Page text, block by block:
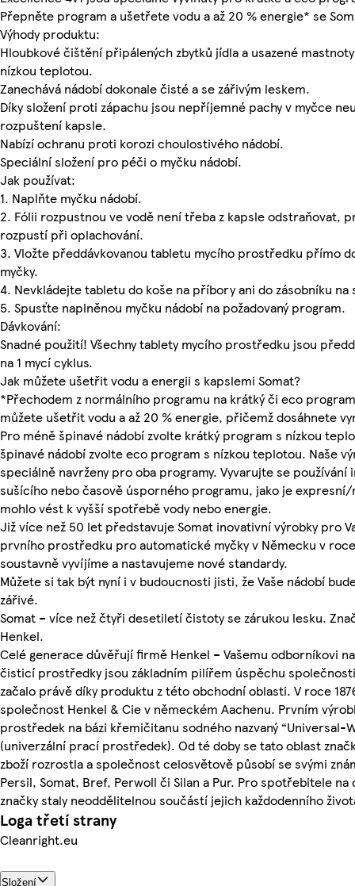
Přepněte program a ušetřete vodu a až 20 % energie* se
Výhody produktu:
Hloubkové čištění připálených zbytků jídla a usazené
nízkou teplotou.
Zanechává nádobí dokonale čisté a se zářivým leskem.
Díky složení proti zápachu jsou nepříjemné pachy v myčce
rozpuštení kapsle.
Nabízí ochranu proti korozi choulostivého nádobí.
Speciální složení pro péči o myčku nádobí.
Jak používat:
1. Naplňte myčku nádobí.
2. Fólii rozpustnou ve vodě není třeba z kapsle odstraňovat,
rozpustí při oplachování.
3. Vložte předdávkovanou tabletu mycího prostředku přímo
myčky.
4. Nevkládejte tabletu do koše na příbory ani do zásobníku na
5. Spusťte naplněnou myčku nádobí na požadovaný program.
Dávkování:
Snadné použití! Všechny tablety mycího prostředku jsou
na 1 mycí cyklus.
Jak můžete ušetřit vodu a energii s kapslemi Somat?
*Přechodem z normálního programu na krátký či eco
můžete ušetřit vodu a až 20 % energie, přičemž dosáhnete
Pro méně špinavé nádobí zvolte krátký program s nízkou
špinavé nádobí zvolte eco program s nízkou teplotou. Naše
speciálně navrženy pro oba programy. Vyvarujte se používání
sušícího nebo časově úsporného programu, jako je
mohlo vést k vyšší spotřebě vody nebo energie.
Již více než 50 let představuje Somat inovativní výrobky pro
prvního prostředku pro automatické myčky v Německu v
soustavně vyvíjíme a nastavujeme nové standardy.
Můžete si tak být nyní i v budoucnosti jisti, že Vaše nádobí
zářivé.
Somat – více než čtyři desetiletí čistoty se zárukou lesku.
Henkel.
Celé generace důvěřují firmě Henkel – Vašemu odborníkovi
čisticí prostředky jsou základním pilířem úspěchu
začalo právě díky produktu z této obchodní oblasti. V roce
společnost Henkel & Cie v německém Aachenu. Prvním
prostředek na bázi křemičitanu sodného nazvaný “Universal-
(univerzální prací prostředek). Od té doby se tato oblast
zboží rozrostla a společnost celosvětově působí se svými
Persil, Somat, Bref, Perwoll či Silan a Pur. Pro spotřebitele
značky staly neoddělitelnou součástí jejich každodenního
Loga třetí strany
Cleanright.eu
Složení